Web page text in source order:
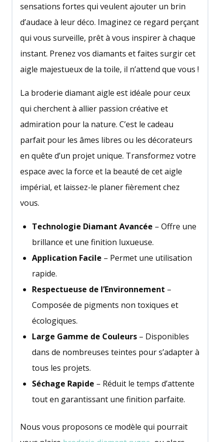
sensations fortes qui veulent ajouter un brin
d’audace à leur déco. Imaginez ce regard perçant
qui vous surveille, prêt à vous inspirer à chaque
instant. Prenez vos diamants et faites surgir cet
aigle majestueux de la toile, il n’attend que vous !
La broderie diamant aigle est idéale pour ceux
qui cherchent à allier passion créative et
admiration pour la nature. C’est le cadeau
parfait pour les âmes libres ou les décorateurs
en quête d’un projet unique. Transformez votre
espace avec la force et la beauté de cet aigle
impérial, et laissez-le planer fièrement chez
vous.
Technologie Diamant Avancée – Offre une
brillance et une finition luxueuse.
Application Facile – Permet une utilisation
rapide.
Respectueuse de l’Environnement –
Composée de pigments non toxiques et
écologiques.
Large Gamme de Couleurs – Disponibles
dans de nombreuses teintes pour s’adapter à
tous les projets.
Séchage Rapide – Réduit le temps d’attente
tout en garantissant une finition parfaite.
Nous vous proposons ce modèle qui pourrait